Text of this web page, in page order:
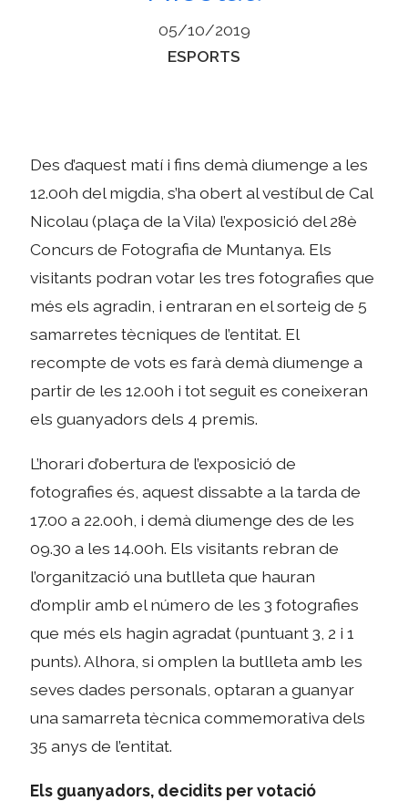
05/10/2019
Categories
ESPORTS
Des d’aquest matí i fins demà diumenge a les
12.00h del migdia, s’ha obert al vestíbul de Cal
Nicolau (plaça de la Vila) l’exposició del 28è
Concurs de Fotografia de Muntanya. Els
visitants podran votar les tres fotografies que
més els agradin, i entraran en el sorteig de 5
samarretes tècniques de l’entitat. El
recompte de vots es farà demà diumenge a
partir de les 12.00h i tot seguit es coneixeran
els guanyadors dels 4 premis.
L’horari d’obertura de l’exposició de
fotografies és, aquest dissabte a la tarda de
17.00 a 22.00h, i demà diumenge des de les
09.30 a les 14.00h. Els visitants rebran de
l’organització una butlleta que hauran
d’omplir amb el número de les 3 fotografies
que més els hagin agradat (puntuant 3, 2 i 1
punts). Alhora, si omplen la butlleta amb les
seves dades personals, optaran a guanyar
una samarreta tècnica commemorativa dels
35 anys de l’entitat.
Els guanyadors, decidits per votació